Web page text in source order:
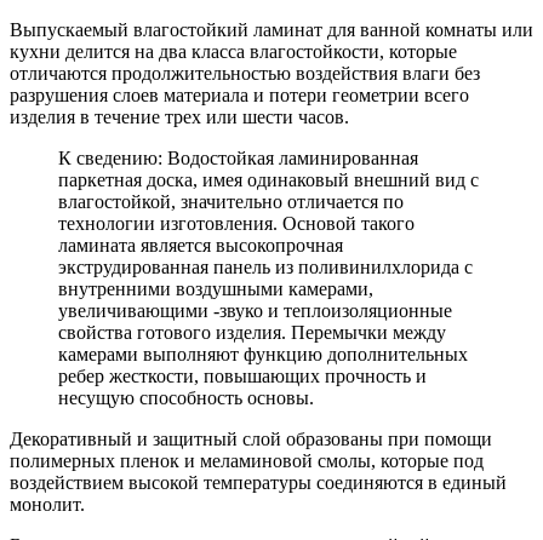
Выпускаемый влагостойкий ламинат для ванной комнаты или
кухни делится на два класса влагостойкости, которые
отличаются продолжительностью воздействия влаги без
разрушения слоев материала и потери геометрии всего
изделия в течение трех или шести часов.
К сведению: Водостойкая ламинированная
паркетная доска, имея одинаковый внешний вид с
влагостойкой, значительно отличается по
технологии изготовления. Основой такого
ламината является высокопрочная
экструдированная панель из поливинилхлорида с
внутренними воздушными камерами,
увеличивающими -звуко и теплоизоляционные
свойства готового изделия. Перемычки между
камерами выполняют функцию дополнительных
ребер жесткости, повышающих прочность и
несущую способность основы.
Декоративный и защитный слой образованы при помощи
полимерных пленок и меламиновой смолы, которые под
воздействием высокой температуры соединяются в единый
монолит.